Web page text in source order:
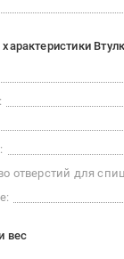
отверстий для
вес